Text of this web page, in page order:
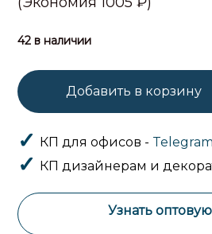
42 в наличии
Добавить в корзину
КП для офисов - Telegram
КП дизайнерам и
Узнать